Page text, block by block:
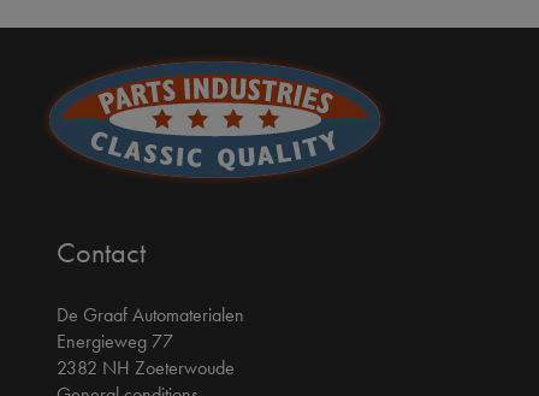
Contact
De Graaf Automaterialen
Energieweg 77
2382 NH Zoeterwoude